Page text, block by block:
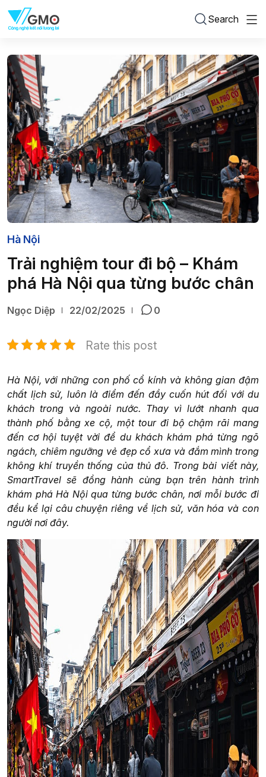
Search
Hà Nội
Trải nghiệm tour đi bộ – Khám
phá Hà Nội qua từng bước chân
Ngọc Diệp 22/02/2025 0
Rate this post
Hà Nội, với những con phố cổ kính và không gian đậm
chất lịch sử, luôn là điểm đến đầy cuốn hút đối với du
khách trong và ngoài nước. Thay vì lướt nhanh qua
thành phố bằng xe cộ, một tour đi bộ chậm rãi mang
đến cơ hội tuyệt vời để du khách khám phá từng ngõ
ngách, chiêm ngưỡng vẻ đẹp cổ xưa và đắm mình trong
không khí truyền thống của thủ đô. Trong bài viết này,
SmartTravel sẽ đồng hành cùng bạn trên hành trình
khám phá Hà Nội qua từng bước chân, nơi mỗi bước đi
đều kể lại câu chuyện riêng về lịch sử, văn hóa và con
người nơi đây.